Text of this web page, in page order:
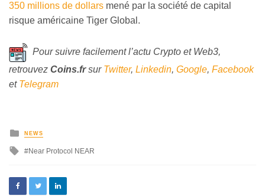
350 millions de dollars mené par la société de capital
risque américaine Tiger Global.
Pour suivre facilement l’actu Crypto et Web3,
retrouvez Coins.frsur Twitter, Linkedin, Google, Facebook
et Telegram
NEWS
Near Protocol NEAR